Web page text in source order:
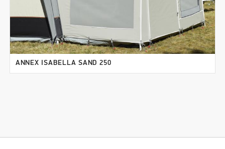
ANNEX ISABELLA SAND 250